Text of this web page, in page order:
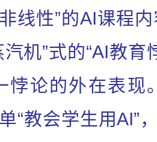
线性”的AI课程
机”式的“AI教育
悖论的外在表现
“教会学生用AI”